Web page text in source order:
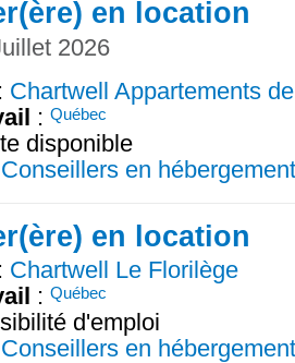
en location
2026
: Chartwell Appartements
: Québec
disponible
Conseillers en hébergement
en location
: Chartwell Le Florilège
: Québec
d'emploi
Conseillers en hébergement